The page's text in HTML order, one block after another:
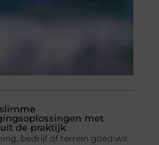
met
de praktijk
bedrijf of terrein goed wil